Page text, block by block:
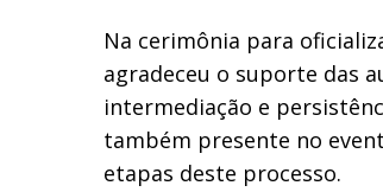
Na cerimônia para
agradeceu o suporte das
intermediação e
também presente no
etapas deste processo.